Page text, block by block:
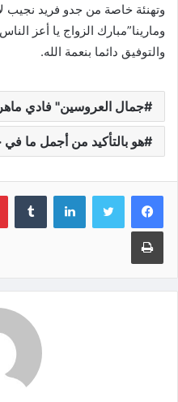
وتهنئة خاصة من جدو فريد نجيب
ومارينا”مبارك الزواج يا أعز
والتوفيق دائما بنعمة الله.
جمال العروسين" فادي
هو بالتأكيد من أجمل ما
لينكدإن